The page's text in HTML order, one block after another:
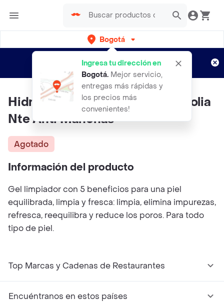
Bogotá
Ingresa tu dirección en
Bogotá. Mejor servicio,
entregas más rápidas y
los precios más
convenientes!
envíos gratis por semanas
Aplican TyC
Hidratotal 5 Limpiador Gel Ex Folia
Nte Anti Manchas
Agotado
Información del producto
Gel limpiador con 5 beneficios para una piel
equilibrada, limpia y fresca: limpia, elimina impurezas,
refresca, reequilibra y reduce los poros. Para todo
tipo de piel.
Top Marcas y Cadenas de Restaurantes
Encuéntranos en estos países